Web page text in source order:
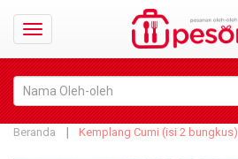
Beranda Kemplang Cumi (isi 2 bungkus)